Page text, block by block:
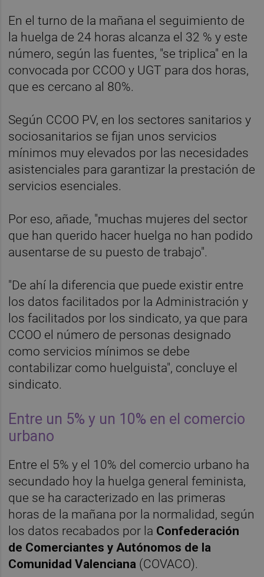
En el turno de la mañana el seguimiento de
la huelga de 24 horas alcanza el 32 % y este
número, según las fuentes, "se triplica" en la
convocada por CCOO y UGT para dos horas,
que es cercano al 80%.
Según CCOO PV, en los sectores sanitarios y
sociosanitarios se fijan unos servicios
mínimos muy elevados por las necesidades
asistenciales para garantizar la prestación de
servicios esenciales.
Por eso, añade, "muchas mujeres del sector
que han querido hacer huelga no han podido
ausentarse de su puesto de trabajo".
"De ahí la diferencia que puede existir entre
los datos facilitados por la Administración y
los facilitados por los sindicato, ya que para
CCOO el número de personas designado
como servicios mínimos se debe
contabilizar como huelguista", concluye el
sindicato.
Entre un 5% y un 10% en el comercio
urbano
Entre el 5% y el 10% del comercio urbano ha
secundado hoy la huelga general feminista,
que se ha caracterizado en las primeras
horas de la mañana por la normalidad, según
los datos recabados por la Confederación
de Comerciantes y Autónomos de la
Comunidad Valenciana (COVACO).